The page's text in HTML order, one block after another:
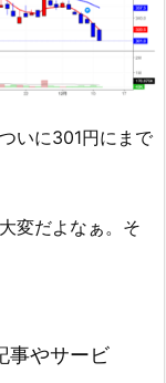
いに301円にまで
変だよなぁ。そ
事やサービ